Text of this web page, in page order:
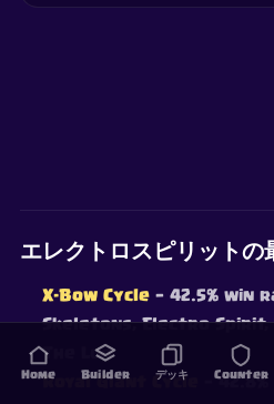
Home Builder デッキ Counter
エレクトロスピリットの
X-Bow Cycle — 42.5% win
Skeletons, Electro Spirit,
The Log
Royal Giant Cycle
—